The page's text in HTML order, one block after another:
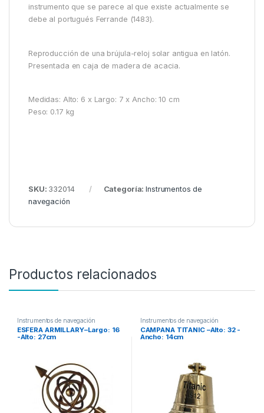
instrumento que se parece al que existe actualmente se
debe al portugués Ferrande (1483).
Reproducción de una brújula-reloj solar antigua en latón.
Presentada en caja de madera de acacia.
Medidas: Alto: 6 x Largo: 7 x Ancho: 10 cm
Peso: 0.17 kg
SKU: 332014 Categoría:Instrumentos de
navegación
Productos relacionados
Instrumentos de navegación
ESFERA ARMILLARY–Largo: 16
-Alto: 27cm
Instrumentos de navegación
CAMPANA TITANIC –Alto: 32 -
Ancho: 14cm